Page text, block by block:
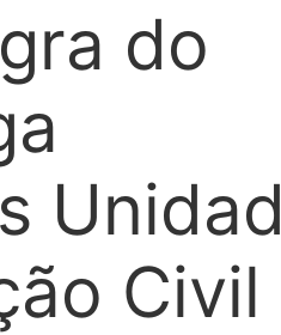
do
Civil